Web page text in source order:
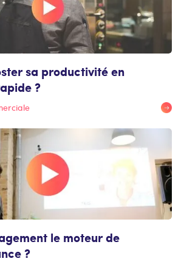
sa productivité en
?
le moteur de
?